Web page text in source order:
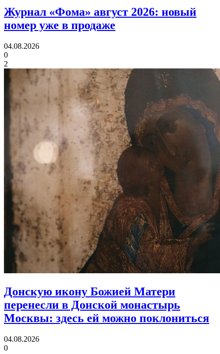
Журнал «Фома» август 2026: новый
номер уже в продаже
04.08.2026
0
2
Донскую икону Божией Матери
перенесли в Донской монастырь
Москвы: здесь ей можно поклониться
04.08.2026
0